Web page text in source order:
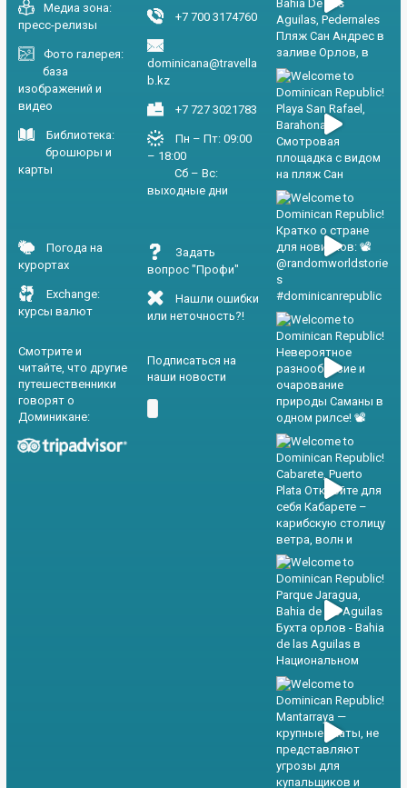
Медиа зона:
пресс-релизы
Фото галерея:
база
изображений и
видео
Библиотека:
брошюры и
карты
Погода на
курортах
Exchange:
курсы валют
Смотрите и
читайте, что другие
путешественники
говорят о
Доминикане:
+7 700 3174760
dominicana@travella
b.kz
+7 727 3021783
Пн – Пт: 09:00
– 18:00
Сб – Вс:
выходные дни
Задать
вопрос "Профи"
Нашли ошибки
или неточность?!
Подписаться на
наши новости